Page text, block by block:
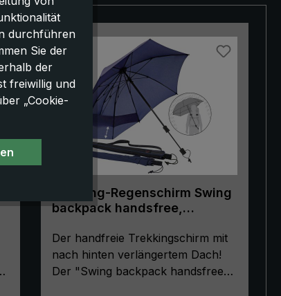
Trekking-Regenschirm Swing
backpack handsfree,
Der handfreie Trekkingschirm mit
nach hinten verlängertem Dach!
Der "Swing backpack handsfree"
durchführen
Sie der
der
freiwillig und
„Cookie-